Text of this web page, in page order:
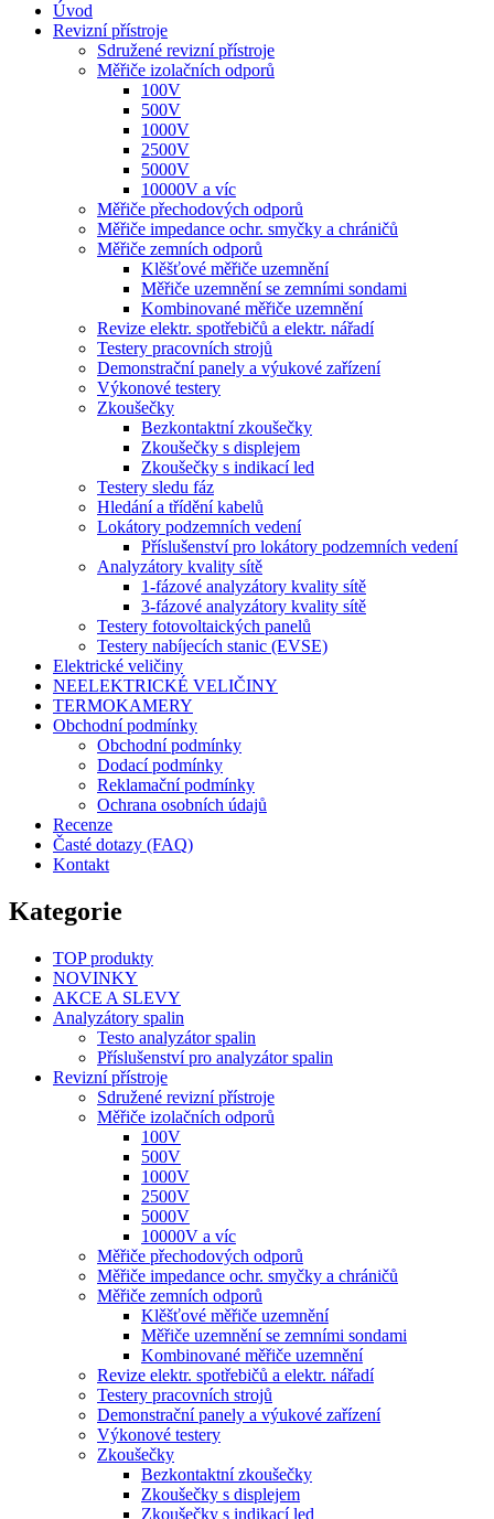
Úvod
Revizní přístroje
Sdružené revizní přístroje
Měřiče izolačních odporů
100V
500V
1000V
2500V
5000V
10000V a víc
Měřiče přechodových odporů
Měřiče impedance ochr. smyčky a chráničů
Měřiče zemních odporů
Klěšťové měřiče uzemnění
Měřiče uzemnění se zemními sondami
Kombinované měřiče uzemnění
Revize elektr. spotřebičů a elektr. nářadí
Testery pracovních strojů
Demonstrační panely a výukové zařízení
Výkonové testery
Zkoušečky
Bezkontaktní zkoušečky
Zkoušečky s displejem
Zkoušečky s indikací led
Testery sledu fáz
Hledání a třídění kabelů
Lokátory podzemních vedení
Příslušenství pro lokátory podzemních vedení
Analyzátory kvality sítě
1-fázové analyzátory kvality sítě
3-fázové analyzátory kvality sítě
Testery fotovoltaických panelů
Testery nabíjecích stanic (EVSE)
Elektrické veličiny
NEELEKTRICKÉ VELIČINY
TERMOKAMERY
Obchodní podmínky
Obchodní podmínky
Dodací podmínky
Reklamační podmínky
Ochrana osobních údajů
Recenze
Časté dotazy (FAQ)
Kontakt
Kategorie
TOP produkty
NOVINKY
AKCE A SLEVY
Analyzátory spalin
Testo analyzátor spalin
Příslušenství pro analyzátor spalin
Revizní přístroje
Sdružené revizní přístroje
Měřiče izolačních odporů
100V
500V
1000V
2500V
5000V
10000V a víc
Měřiče přechodových odporů
Měřiče impedance ochr. smyčky a chráničů
Měřiče zemních odporů
Klěšťové měřiče uzemnění
Měřiče uzemnění se zemními sondami
Kombinované měřiče uzemnění
Revize elektr. spotřebičů a elektr. nářadí
Testery pracovních strojů
Demonstrační panely a výukové zařízení
Výkonové testery
Zkoušečky
Bezkontaktní zkoušečky
Zkoušečky s displejem
Zkoušečky s indikací led